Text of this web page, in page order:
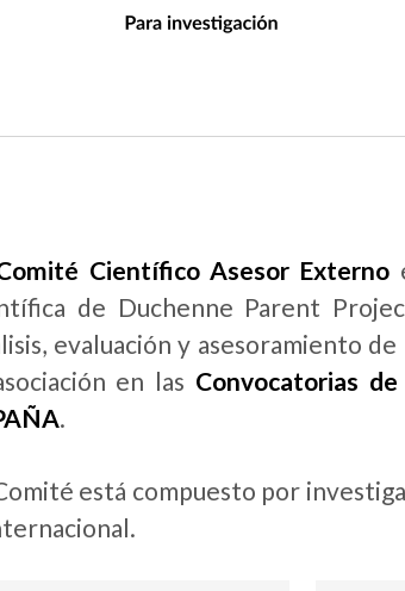
Científico Asesor Externo
de Duchenne Parent
evaluación y asesoramiento
en las Convocatorias
.
está compuesto por